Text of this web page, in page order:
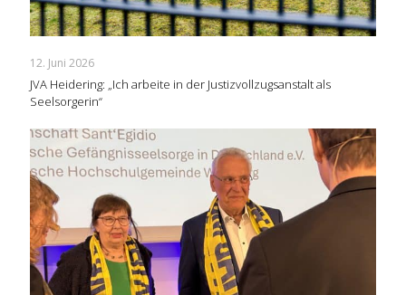
12. Juni 2026
JVA Heidering: „Ich arbeite in der Justizvollzugsanstalt als
Seelsorgerin“